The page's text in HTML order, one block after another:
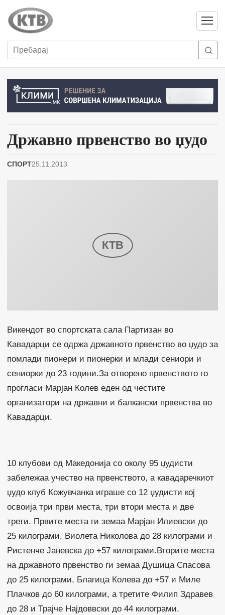
Отвори
мени
Пребарај
Државно првенство во џудо
СПОРТ25.11.2013
Викендот во спортската сала Партизан во
Кавадарци се одржа државното првенство во џудо за
помлади пионери и пионерки и млади сениори и
сениорки до 23 години.За отворено првенството го
прогласи Марјан Колев еден од честите
организатори на државни и балкански првенства во
Кавадарци.
10 клубови од Македонија со околу 95 џудисти
забележаа учество на првенството, а кавадаречкиот
џудо клуб Кожувчанка играше со 12 џудисти кој
освоија три први места, три втори места и две
трети. Првите места ги земаа Марјан Илиевски до
25 килограми, Виолета Николова до 28 килограми и
Ристенче Јаневска до +57 килограми.Вторите места
на државното првенство ги земаа Душица Спасова
до 25 килограми, Благица Колева до +57 и Миле
Плачков до 60 килограми, а третите Филип Здравев
до 28 и Трајче Најдоввски до 44 килограми.